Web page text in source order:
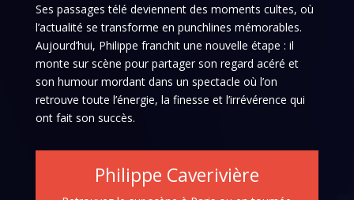
Ses passages télé deviennent des moments cultes, où
l’actualité se transforme en punchlines mémorables.
Aujourd’hui, Philippe franchit une nouvelle étape : il
monte sur scène pour partager son regard acéré et
son humour mordant dans un spectacle où l’on
retrouve toute l’énergie, la finesse et l’irrévérence qui
ont fait son succès.
Philippe Caverivière